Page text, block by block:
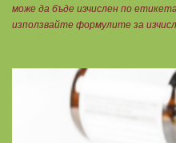
може да бъде изчислен по
използвайте формулите за
въглехидрати в 100 г =
Мазнини: 150 : количеството